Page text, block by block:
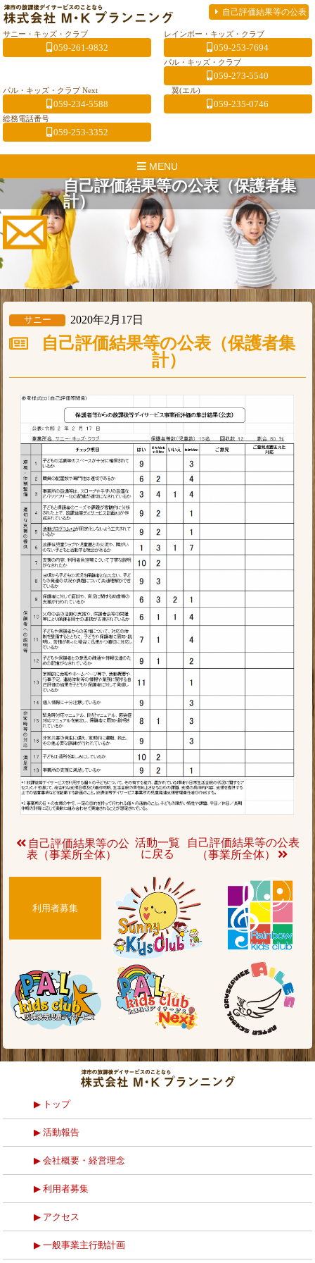
自己評価結果等の公表
サニー・キッズ・クラブ
059-261-9832
レインボー・キッズ・クラブ
059-253-7694
パル・キッズ・クラブ
059-273-5540
パル・キッズ・クラブ Next
059-234-5588
翼(エル)
059-235-0746
総務電話番号
059-253-3352
MENU
自己評価結果等の公表（保護者集
計）
サニー 2020年2月17日
自己評価結果等の公表（保護者集
計）
自己評価結果等の公
表（事業所全体）
活動一覧
に戻る
自己評価結果等の公表
（事業所全体）
利用者募集
トップ
活動報告
会社概要・経営理念
利用者募集
アクセス
一般事業主行動計画